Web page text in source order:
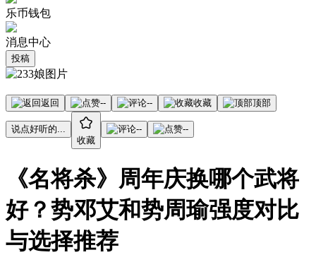
乐币钱包
消息中心
投稿
返回 -- -- 收藏 顶部
说点好听的...
收藏
-- --
《名将杀》周年庆换哪个武将
好？势邓艾和势周瑜强度对比
与选择推荐